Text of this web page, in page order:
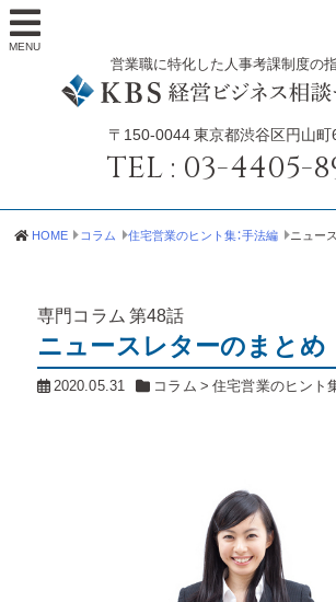
MENU
営業職に特化した人事考課制度の
〒150-0044東京都渋谷区円山町
TEL : 03-4405-
HOME コラム 住宅営業のヒント集：手法編 ニュー
専門コラム第48話
ニュースレターのまとめ
2020.05.31 コラム >住宅営業のヒント